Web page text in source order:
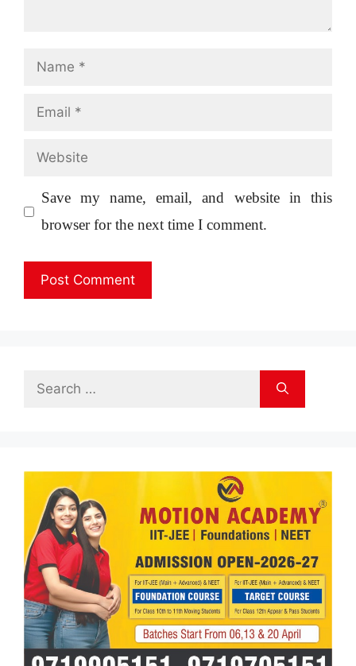
Name
Email
Website
Save my name, email, and website in this
browser for the next time I comment.
Search